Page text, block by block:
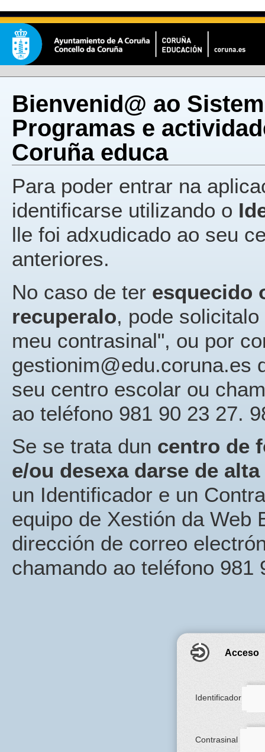
Bienvenid@ ao
Programas e
Coruña educa
Para poder entrar na
identificarse utilizando o
lle foi adxudicado ao seu
anteriores.
No caso de ter esquecido
recuperalo, pode
meu contrasinal", ou por
gestionim@edu.coruna.es
seu centro escolar ou
ao teléfono 981 90 23 27.
Se se trata dun centro de
e/ou desexa darse de alta
un Identificador e un
equipo de Xestión da Web
dirección de correo
chamando ao teléfono 981
Acceso
Identificador
Contrasinal